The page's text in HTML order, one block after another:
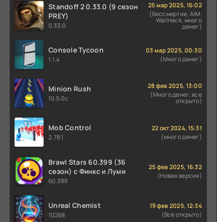
Standoff 2 0.33.0 (9 сезон
PREY)
0.33.0
25 мар 2025, 16:02
(Бессмертие, AIM,
WallHack, много
денег)
Console Tycoon
1.1.4
03 мар 2025, 00:30
(Много денег)
Minion Rush
10.5.0c
28 фев 2025, 13:00
(Много денег, все
открыто)
Mob Control
2.78.1
22 окт 2024, 15:31
(много денег)
Brawl Stars 60.399 (36
сезон) с Финкс и Луми
60.399
25 фев 2025, 16:32
(Новая версия)
Unreal Chemist
10268
19 фев 2025, 12:34
(Все открыто)